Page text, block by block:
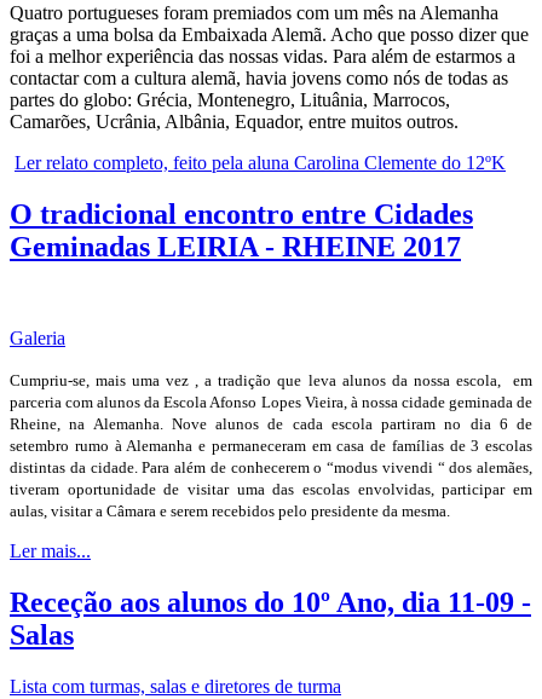
Quatro portugueses foram premiados com um mês na Alemanha
graças a uma bolsa da Embaixada Alemã. Acho que posso dizer que
foi a melhor experiência das nossas vidas. Para além de estarmos a
contactar com a cultura alemã, havia jovens como nós de todas as
partes do globo: Grécia, Montenegro, Lituânia, Marrocos,
Camarões, Ucrânia, Albânia, Equador, entre muitos outros.
Ler relato completo, feito pela aluna Carolina Clemente do 12ºK
O tradicional encontro entre Cidades
Geminadas LEIRIA - RHEINE 2017
Galeria
Cumpriu-se, mais uma vez , a tradição que leva alunos da nossa escola, em
parceria com alunos da Escola Afonso Lopes Vieira, à nossa cidade geminada de
Rheine, na Alemanha. Nove alunos de cada escola partiram no dia 6 de
setembro rumo à Alemanha e permaneceram em casa de famílias de 3 escolas
distintas da cidade. Para além de conhecerem o “modus vivendi “ dos alemães,
tiveram oportunidade de visitar uma das escolas envolvidas, participar em
aulas, visitar a Câmara e serem recebidos pelo presidente da mesma.
Ler mais...
Receção aos alunos do 10º Ano, dia 11-09 -
Salas
Lista com turmas, salas e diretores de turma